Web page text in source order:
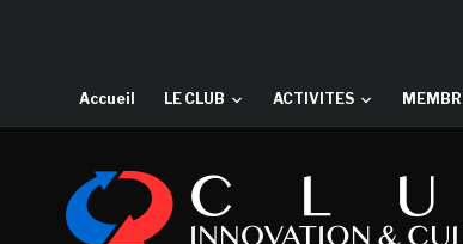
Accueil LE CLUB ACTIVITES